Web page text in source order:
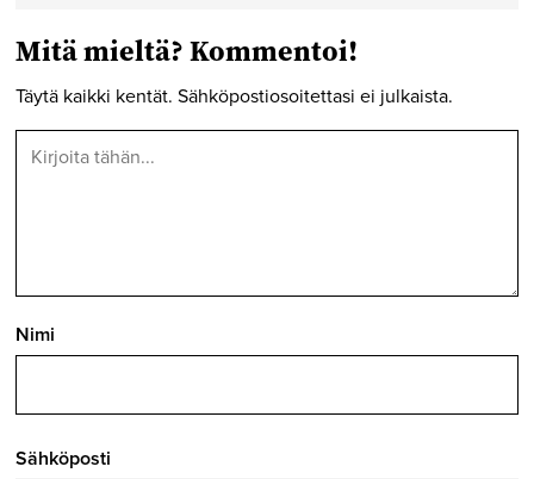
Mitä mieltä? Kommentoi!
Täytä kaikki kentät. Sähköpostiosoitettasi ei julkaista.
Nimi
Sähköposti